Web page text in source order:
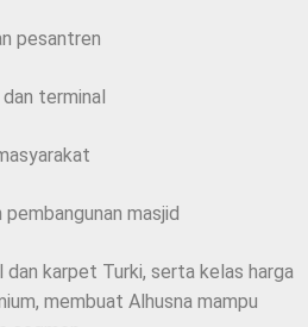
pesantren
terminal
masjid
dan karpet Turki, serta kelas harga
membuat Alhusna mampu